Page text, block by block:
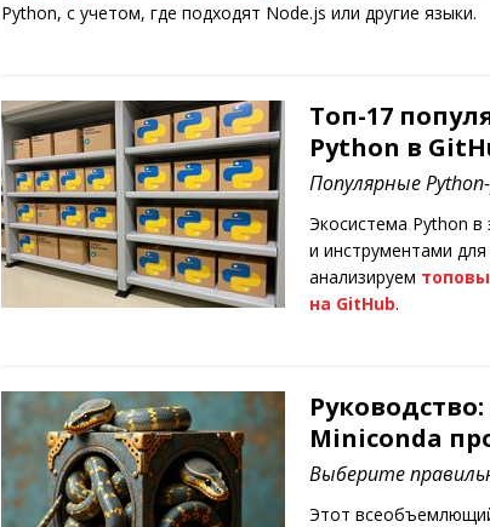
Python, с учетом, где подходят Node.js или другие языки.
Топ-17
Python в
Популярные
Экосистема Python в
и инструментами
анализируем
на GitHub.
Miniconda
Выберите
Этот